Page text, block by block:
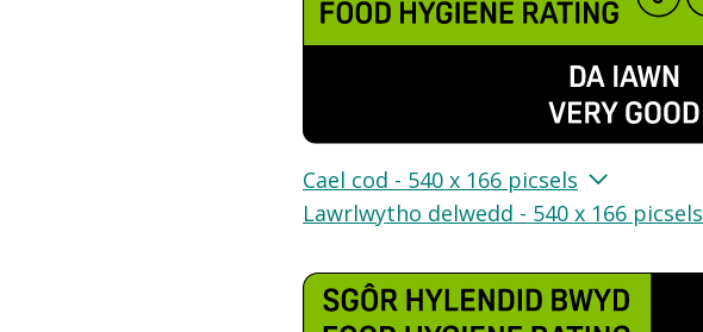
Cael cod - 540 x 166 picsels
Lawrlwytho delwedd - 540 x 166 picsels